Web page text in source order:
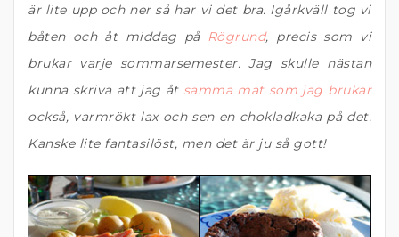
är lite upp och ner så har vi det bra. Igårkväll tog vi
båten och åt middag på Rögrund, precis som vi
brukar varje sommarsemester. Jag skulle nästan
kunna skriva att jag åt samma mat som jag brukar
också, varmrökt lax och sen en chokladkaka på det.
Kanske lite fantasilöst, men det är ju så gott!